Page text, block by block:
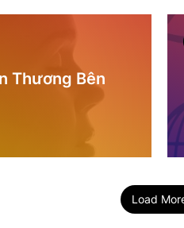
Thương Bên
Load